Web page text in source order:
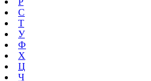
С
Т
У
Ф
Х
Ц
Ч